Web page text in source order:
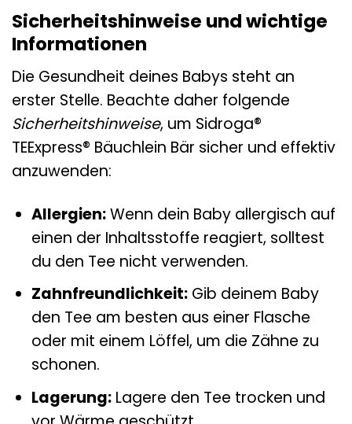
Sicherheitshinweise und wichtige
Informationen
Die Gesundheit deines Babys steht an
erster Stelle. Beachte daher folgende
Sicherheitshinweise, um Sidroga®
TEExpress® Bäuchlein Bär sicher und effektiv
anzuwenden:
Allergien:Wenn dein Baby allergisch auf
einen der Inhaltsstoffe reagiert, solltest
du den Tee nicht verwenden.
Zahnfreundlichkeit:Gib deinem Baby
den Tee am besten aus einer Flasche
oder mit einem Löffel, um die Zähne zu
schonen.
Lagerung:Lagere den Tee trocken und